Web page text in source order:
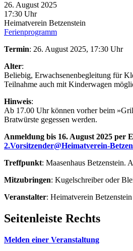
26. August 2025
17:30 Uhr
Heimatverein Betzenstein
Ferienprogramm
Termin: 26. August 2025, 17:30 Uhr
Alter:
Beliebig, Erwachsenenbegleitung für
Teilnahme auch mit Kinderwagen
Hinweis:
Ab 17.00 Uhr können vorher beim
Bratwürste gegessen werden.
Anmeldung bis 16. August 2025 per
2.Vorsitzender@Heimatverein-
Treffpunkt: Maasenhaus Betzenstein.
Mitzubringen: Kugelschreiber oder
Veranstalter: Heimatverein
Seitenleiste Rechts
Melden einer Veranstaltung